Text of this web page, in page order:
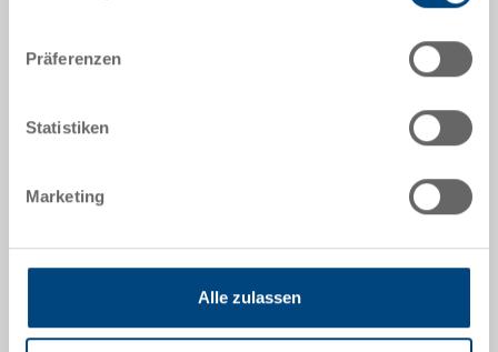
Präferenzen
Statistiken
Marketing
Alle zulassen
Industriepalette UPAL-I, PE UIC, rotbraun, aussen
durchbrochen, ohne Sicherungsrand, 9 Füsse